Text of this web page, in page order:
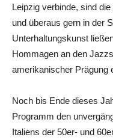
Leipzig verbinde, sind
und überaus gern in der
Unterhaltungskunst
Hommagen an den
amerikanischer Prägung
Noch bis Ende dieses
Programm den
Italiens der 50er- und